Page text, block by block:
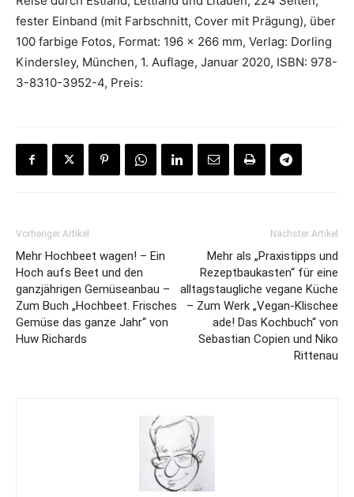
fester Einband (mit Farbschnitt, Cover mit Prägung), über
100 farbige Fotos, Format: 196 x 266 mm, Verlag: Dorling
Kindersley, München, 1. Auflage, Januar 2020, ISBN: 978-
3-8310-3952-4, Preis:
Vorheriger Artikel
Mehr Hochbeet wagen! – Ein
Hoch aufs Beet und den
ganzjährigen Gemüseanbau –
Zum Buch „Hochbeet. Frisches
Gemüse das ganze Jahr“ von
Huw Richards
Nächster Artikel
Mehr als „Praxistipps und
Rezeptbaukasten“ für eine
alltagstaugliche vegane Küche
– Zum Werk „Vegan-Klischee
ade! Das Kochbuch“ von
Sebastian Copien und Niko
Rittenau